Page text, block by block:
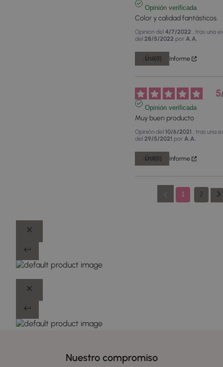
Opinión verificada
Color y calidad fantásticos.
Opinión del 4/7/2022 , tras una
del 28/5/2022 por A.A.
Útil (0) Informe
5
Opinión verificada
Muy buen producto
Opinión del 10/6/2021 , tras una
del 29/5/2021 por A.A.
Útil (0) Informe
1 2
Nuestro compromiso